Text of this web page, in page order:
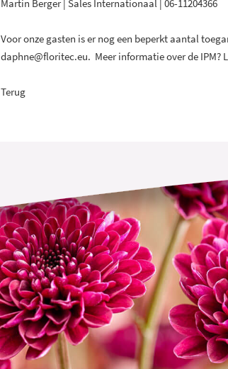
Martin Berger| Sales Internationaal | 06-11204366
Voor onze gasten is er nog een beperkt aantal
daphne@floritec.eu. Meer informatie over de IPM?
Terug